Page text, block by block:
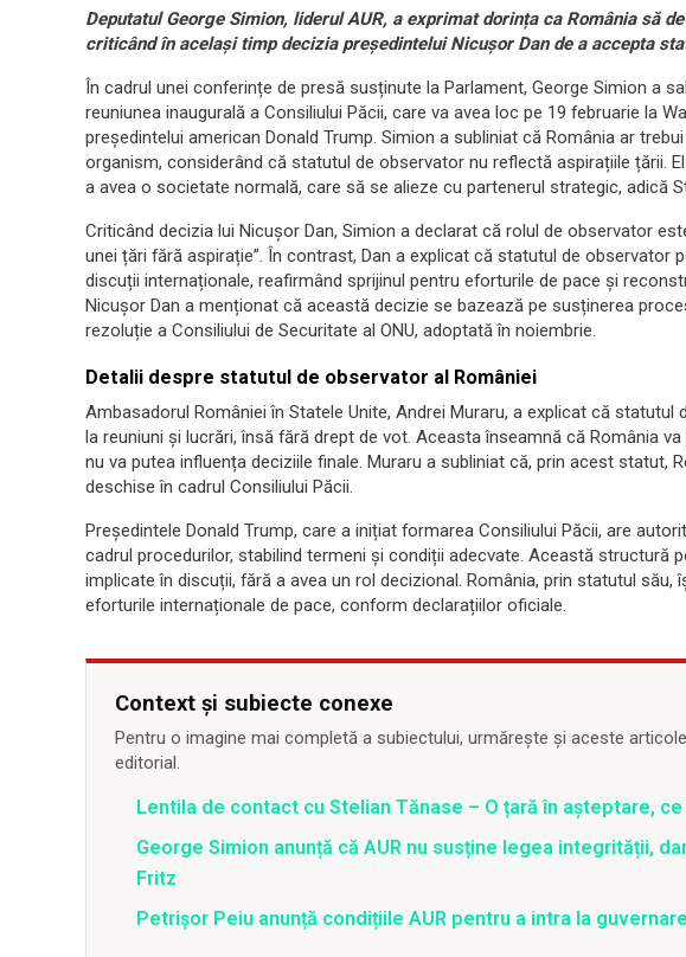
Deputatul George Simion, liderul AUR, a exprimat dorința ca România să
criticând în același timp decizia președintelui Nicușor Dan de a accepta
În cadrul unei conferințe de presă susținute la Parlament, George Simion a
reuniunea inaugurală a Consiliului Păcii, care va avea loc pe 19 februarie la
președintelui american Donald Trump. Simion a subliniat că România ar
organism, considerând că statutul de observator nu reflectă aspirațiile țării.
a avea o societate normală, care să se alieze cu partenerul strategic, adică
Criticând decizia lui Nicușor Dan, Simion a declarat că rolul de observator
unei țări fără aspirație”. În contrast, Dan a explicat că statutul de observator
discuții internaționale, reafirmând sprijinul pentru eforturile de pace și
Nicușor Dan a menționat că această decizie se bazează pe susținerea
rezoluție a Consiliului de Securitate al ONU, adoptată în noiembrie.
Detalii despre statutul de observator al României
Ambasadorul României în Statele Unite, Andrei Muraru, a explicat că
la reuniuni și lucrări, însă fără drept de vot. Aceasta înseamnă că România
nu va putea influența deciziile finale. Muraru a subliniat că, prin acest statut,
deschise în cadrul Consiliului Păcii.
Președintele Donald Trump, care a inițiat formarea Consiliului Păcii, are
cadrul procedurilor, stabilind termeni și condiții adecvate. Această structură
implicate în discuții, fără a avea un rol decizional. România, prin statutul său,
eforturile internaționale de pace, conform declarațiilor oficiale.
Context și subiecte conexe
Pentru o imagine mai completă a subiectului, urmărește și aceste
editorial.
Lentila de contact cu Stelian Tănase – O țară în așteptare,
George Simion anunță că AUR nu susține legea integrității,
Fritz
Petrișor Peiu anunță condițiile AUR pentru a intra la guvernare